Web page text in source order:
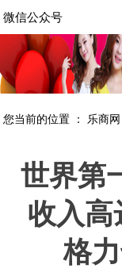
微信公众号
您当前的位置 ： 乐商网
世界第
收入高
格